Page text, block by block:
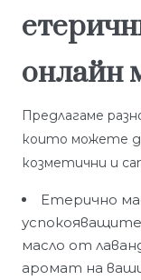
онлайн
Предлагаме
които можете
козметични и
Етерично
масло от
аромат на